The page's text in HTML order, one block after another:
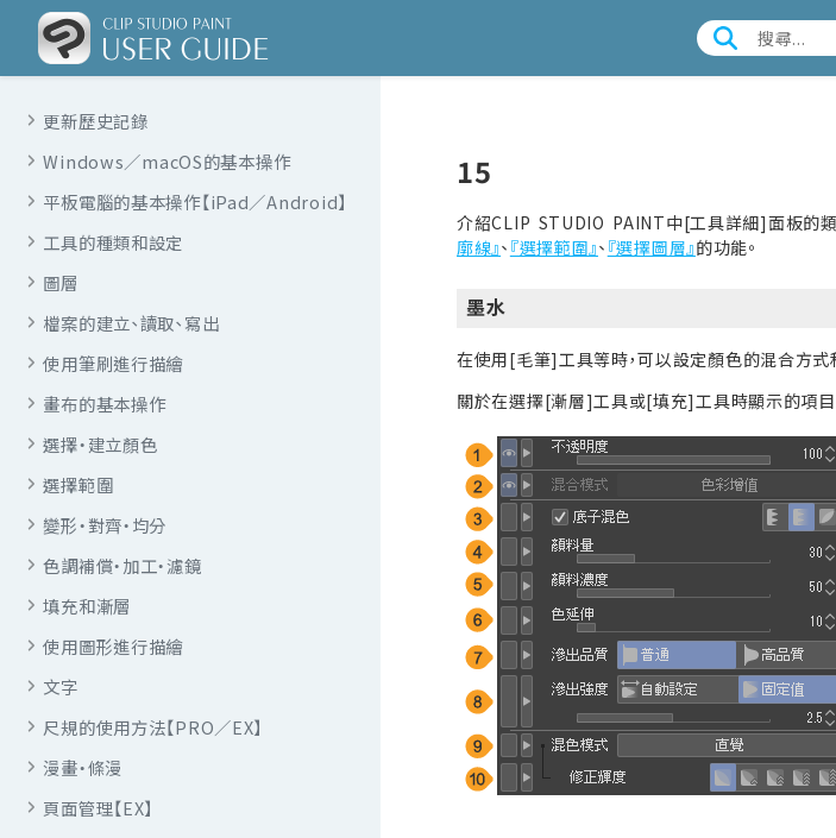
更新歷史記錄
Windows／macOS的基本操作
平板電腦的基本操作【iPad／Android】
工具的種類和設定
圖層
檔案的建立、讀取、寫出
使用筆刷進行描繪
畫布的基本操作
選擇・建立顏色
選擇範圍
變形・對齊・均分
色調補償・加工・濾鏡
填充和漸層
使用圖形進行描繪
文字
尺規的使用方法【PRO／EX】
漫畫・條漫
頁面管理【EX】
15
介紹CLIP STUDIO PAINT中[工具詳細]面板的
廓線』、 『選擇範圍』、 『選擇圖層』的功能。
墨水
在使用[毛筆]工具等時，可以設定顏色的混合方式
關於在選擇[漸層]工具或[填充]工具時顯示的項目